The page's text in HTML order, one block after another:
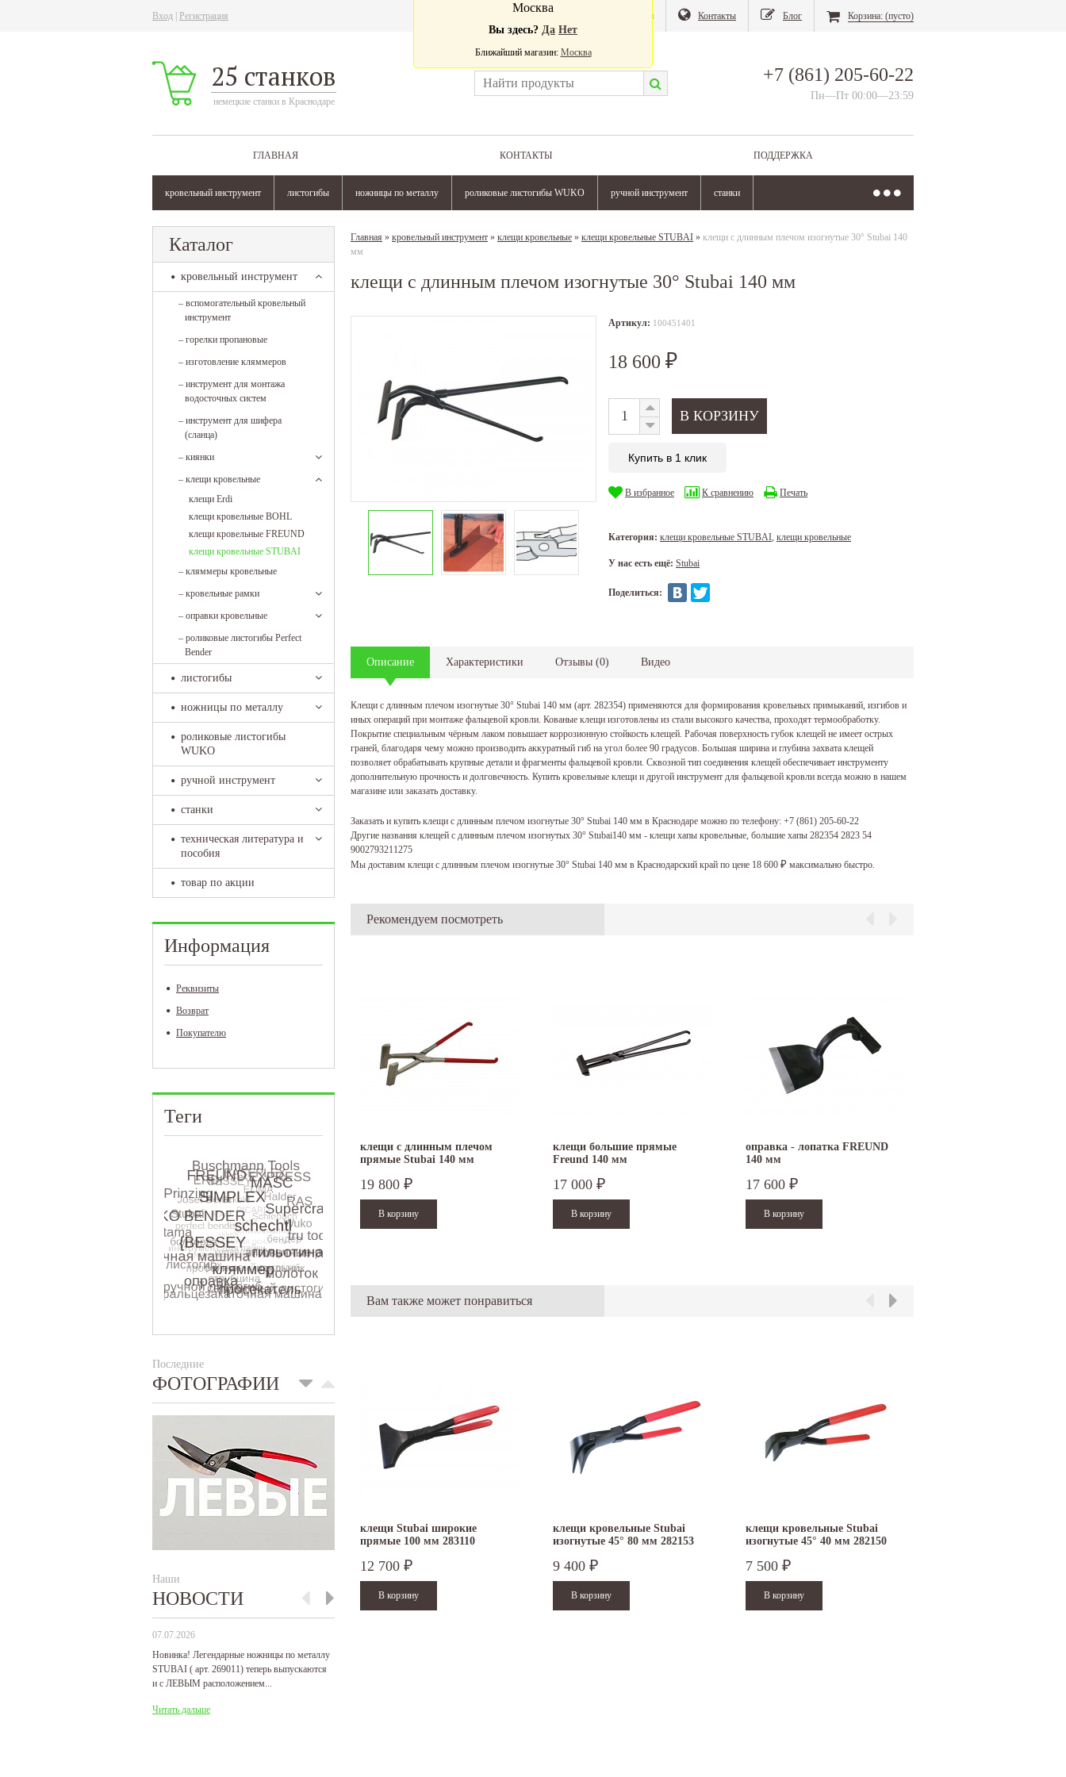
Вход Регистрация Магазин Контакты Блог Корзина: (пусто)
25 станков
немецкие станки в Краснодаре
+7 (861) 205-60-22
Пн—Пт 00:00—23:59
ГЛАВНАЯ КОНТАКТЫ ПОДДЕРЖКА
кровельный инструмент листогибы ножницы по металлу роликовые листогибы WUKO ручной инструмент станки
Москва
Вы здесь? Да Нет
Ближайший магазин: Москва
Каталог
кровельный инструмент
– вспомогательный кровельный
инструмент
– горелки пропановые
– изготовление кляммеров
– инструмент для монтажа
водосточных систем
– инструмент для шифера
(сланца)
– киянки
– клещи кровельные
клещи Erdi
клещи кровельные BOHL
клещи кровельные FREUND
клещи кровельные STUBAI
– кляммеры кровельные
– кровельные рамки
– оправки кровельные
– роликовые листогибы Perfect
Bender
листогибы
ножницы по металлу
роликовые листогибы
WUKO
ручной инструмент
станки
техническая литература и
пособия
товар по акции
Информация
Реквизиты
Возврат
Покупателю
Теги
Последние
ФОТОГРАФИИ
Наши
НОВОСТИ
07.07.2026
Новинка! Легендарные ножницы по металлу
STUBAI ( арт. 269011) теперь выпускаются
и с ЛЕВЫМ расположением...
Читать дальше
Главная » кровельный инструмент » клещи кровельные » клещи кровельные STUBAI » клещи с длинным плечом изогнутые 30° Stubai 140
мм
клещи с длинным плечом изогнутые 30° Stubai 140 мм
Артикул: 100451401
18 600 ₽
Купить в 1 клик
В избранное К сравнению Печать
Категория: клещи кровельные STUBAI клещи кровельные
У нас есть ещё: Stubai
Поделиться:
Описание Характеристики Отзывы (0) Видео
Клещи с длинным плечом изогнутые 30° Stubai 140 мм (арт. 282354) применяются для формирования кровельных примыканий, изгибов и
иных операций при монтаже фальцевой кровли. Кованые клещи изготовлены из стали высокого качества, проходят термообработку.
Покрытие специальным чёрным лаком повышает коррозионную стойкость клещей. Рабочая поверхность губок клещей не имеет острых
граней, благодаря чему можно производить аккуратный гиб на угол более 90 градусов. Большая ширина и глубина захвата клещей
позволяет обрабатывать крупные детали и фрагменты фальцевой кровли. Сквозной тип соединения клещей обеспечивает инструменту
дополнительную прочность и долговечность. Купить кровельные клещи и другой инструмент для фальцевой кровли всегда можно в нашем
магазине или заказать доставку.
Заказать и купить клещи с длинным плечом изогнутые 30° Stubai 140 мм в Краснодаре можно по телефону: +7 (861) 205-60-22
Другие названия клещей с длинным плечом изогнутых 30° Stubai140 мм - клещи хапы кровельные, большие хапы 282354 2823 54
9002793211275
Мы доставим клещи с длинным плечом изогнутые 30° Stubai 140 мм в Краснодарский край по цене 18 600 ₽ максимально быстро.
Рекомендуем посмотреть
клещи с длинным плечом
прямые Stubai 140 мм
19 800 ₽
клещи большие прямые
Freund 140 мм
17 000 ₽
оправка - лопатка FREUND
140 мм
17 600 ₽
Вам также может понравиться
клещи Stubai широкие
прямые 100 мм 283110
12 700 ₽
клещи кровельные Stubai
изогнутые 45° 80 мм 282153
9 400 ₽
клещи кровельные Stubai
изогнутые 45° 40 мм 282150
7 500 ₽